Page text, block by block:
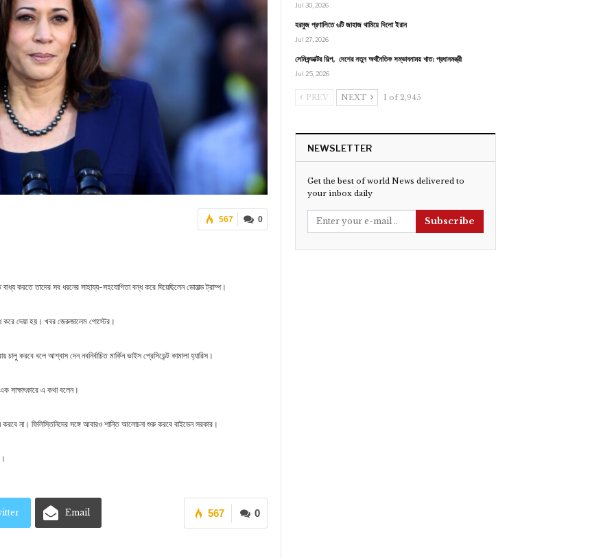
0
567
করতে তাদের সব ধরনের সাহায্য-সহযোগিতা বন্ধ করে দিয়েছিলেন ডোনাল্ড ট্রাম্প।
করে দেয়া হয়। খবর জেরুজালেম পোস্টের।
করবে বলে আশ্বাস দেন নবনির্বাচিত মার্কিন ভাইস প্রেসিডেন্ট কামালা হ্যারিস।
সাক্ষাৎকারে এ কথা বলেন।
না। ফিলিস্তিনিদের সঙ্গে আবারও শান্তি আলোচনা শুরু করবে বাইডেন সরকার।
0
567
Email
Jul 30, 2026
হরমুজ প্রণালিতে ৬টি জাহাজ থামিয়ে দিলো ইরান
Jul 27, 2026
সেমিকন্ডাক্টর শিল্প, দেশের নতুন অর্থনৈতিক সম্ভাবনাময় খাত: প্রধানমন্ত্রী
Jul 25, 2026
PREV NEXT 1 of 2,945
NEWSLETTER
Get the best of world News delivered to
your inbox daily
Subscribe